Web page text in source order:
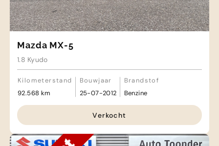
Mazda MX-5
1.8 Kyudo
Kilometerstand
92.568 km
Bouwjaar
25-07-2012
Brandstof
Benzine
Verkocht